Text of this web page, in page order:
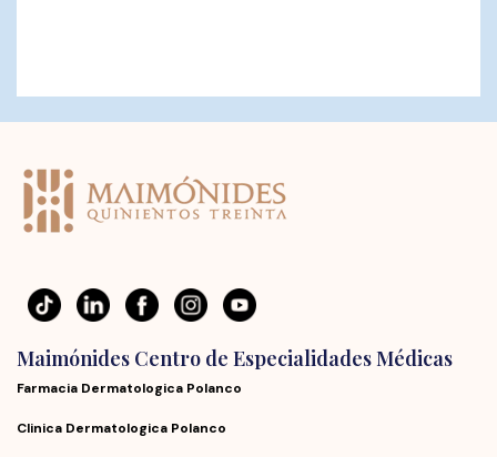
Maimónides Centro de Especialidades Médicas
Farmacia Dermatologica Polanco
Clinica Dermatologica Polanco